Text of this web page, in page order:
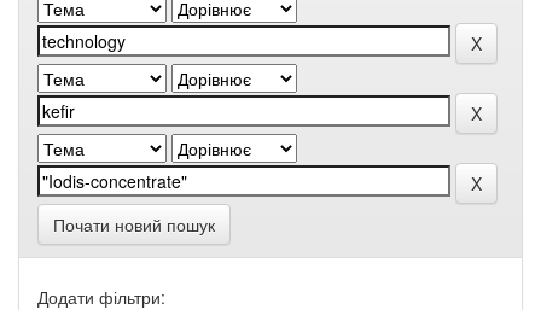
Почати новий пошук
Додати фільтри: